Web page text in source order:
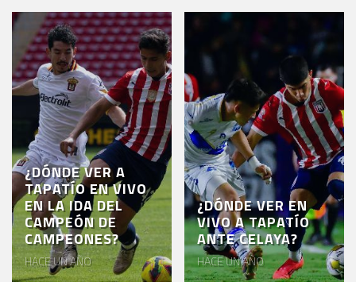
¿DÓNDE VER A
TAPATÍO EN VIVO
EN LA IDA DEL
CAMPEÓN DE
CAMPEONES?
HACE UN AÑO
¿DÓNDE VER EN
VIVO A TAPATÍO
ANTE CELAYA?
HACE UN AÑO